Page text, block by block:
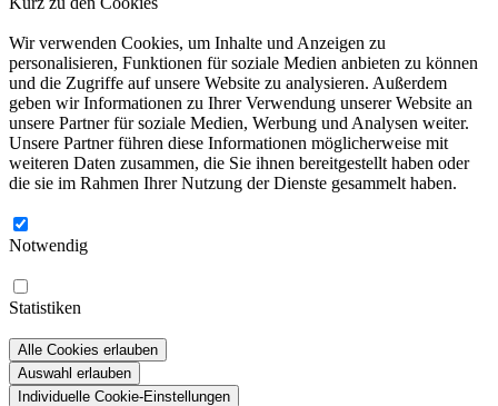
Wir verwenden Cookies, um Inhalte und Anzeigen zu
personalisieren, Funktionen für soziale Medien anbieten zu können
und die Zugriffe auf unsere Website zu analysieren. Außerdem
geben wir Informationen zu Ihrer Verwendung unserer Website an
unsere Partner für soziale Medien, Werbung und Analysen weiter.
Unsere Partner führen diese Informationen möglicherweise mit
weiteren Daten zusammen, die Sie ihnen bereitgestellt haben oder
die sie im Rahmen Ihrer Nutzung der Dienste gesammelt haben.
Notwendig
Statistiken
Alle Cookies erlauben
Auswahl erlauben
Individuelle Cookie-Einstellungen